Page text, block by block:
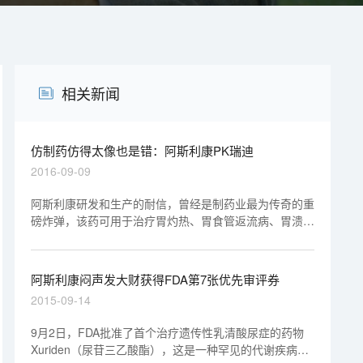
相关新闻
仿制药仿得太像也是错：阿斯利康PK瑞迪
2016-09-09
阿斯利康研发和生产的耐信，曾经是制药业最为传奇的重
磅炸弹，该药可用于治疗胃灼热、胃食管返流病、胃溃疡
阿斯利康闷声发大财获得FDA第7张优先审评券
2015-09-14
9月2日，FDA批准了首个治疗遗传性乳清酸尿症的药物
Xuriden（尿苷三乙酸酯），这是一种罕见的代谢疾病，